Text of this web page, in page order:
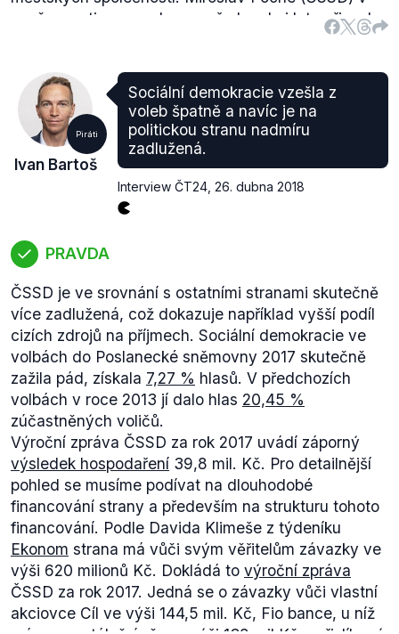
současnosti europoslanec, před sedmi lety přiznal
že odvádí část svých výdělků ČSSD, a to přes
Zdeje také přepis rozhovorů, ve kterých Poche
kauzu postupně vysvětloval.
Výrok je hodnocen jako pravdivý, jelikož kolem
kauzy Miroslava Pocheho je řada otazníků a
nejasností a Piráti ji tedy oprávněně v rámci své
povolební strategie chápou jako korupční.
Piráti
Ivan Bartoš
Sociální demokracie vzešla z
voleb špatně a navíc je na
politickou stranu nadmíru
zadlužená.
Interview ČT24 26. dubna 2018
PRAVDA
ČSSD je ve srovnání s ostatními stranami skutečně
více zadlužená, což dokazuje například vyšší podíl
cizích zdrojů na příjmech. Sociální demokracie ve
volbách do Poslanecké sněmovny 2017 skutečně
zažila pád, získala 7,27 % hlasů. V předchozích
volbách v roce 2013 jí dalo hlas 20,45 %
zúčastněných voličů.
Výroční zpráva ČSSD za rok 2017 uvádí záporný
výsledek hospodaření 39,8 mil. Kč. Pro detailnější
pohled se musíme podívat na dlouhodobé
financování strany a především na strukturu tohoto
financování. Podle Davida Klimeše z týdeníku
Ekonom strana má vůči svým věřitelům závazky ve
výši 620 milionů Kč. Dokládá to výroční zpráva
ČSSD za rok 2017. Jedná se o závazky vůči vlastní
akciovce Cíl ve výši 144,5 mil. Kč, Fio bance, u níž